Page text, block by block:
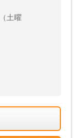
土曜